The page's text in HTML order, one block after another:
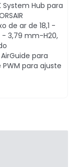
System Hub para
de ar de 18,1 -
- 3,79 mm-H20,
para
para ajuste